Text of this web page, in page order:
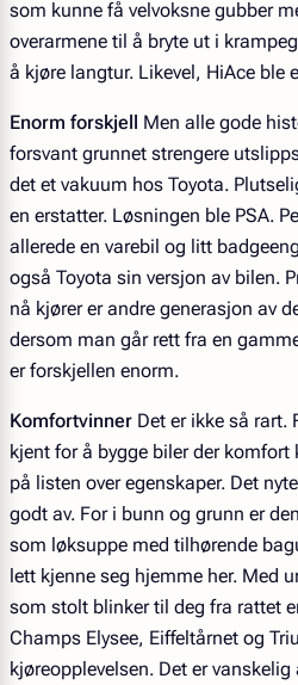
som kunne få velvoksne gubber
overarmene til å bryte ut i
å kjøre langtur. Likevel, HiAce ble
Enorm forskjell
Men alle gode
forsvant grunnet strengere
det et vakuum hos Toyota.
en erstatter. Løsningen ble PSA.
allerede en varebil og litt
også Toyota sin versjon av bilen.
nå kjører er andre generasjon av
dersom man går rett fra en
er forskjellen enorm.
Komfortvinner Det er ikke så rart.
kjent for å bygge biler der
på listen over egenskaper. Det
godt av. For i bunn og grunn er
som løksuppe med tilhørende
lett kjenne seg hjemme her. Med
som stolt blinker til deg fra rattet
Champs Elysee, Eiffeltårnet og
kjøreopplevelsen. Det er